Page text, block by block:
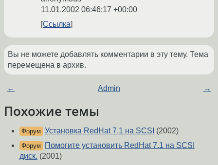
11.01.2002 06:46:17 +00:00
Ссылка
Вы не можете добавлять комментарии в эту тему. Тема
перемещена в архив.
← Admin →
Похожие темы
Форум Установка RedHat 7.1 на SCSI (2002)
Форум
Помогите установить RedHat 7.1 на SCSI
диск. (2001)